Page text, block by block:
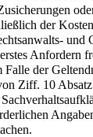
der
und
Anfordern
der
Ziff. 10